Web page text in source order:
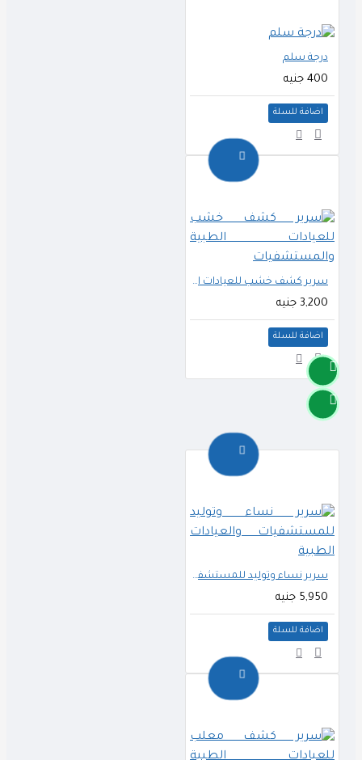
درجة سلم
اضافة للسلة
سرير كشف خشب للعيادات الطبية والمستشفيات
3,200 جنيه
اضافة للسلة
سرير نساء وتوليد للمستشفيات والعيادات الطبية
5,950 جنيه
اضافة للسلة